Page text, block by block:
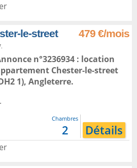
le-street 479 €/mois
n°3236934 : location
Chester-le-street
1), Angleterre.
Chambres
2 Détails